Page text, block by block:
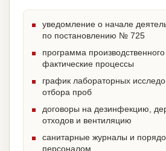
уведомление о начале
по постановлению № 725
программа
фактические процессы
график лабораторных
отбора проб
договоры на дезинфекцию,
отходов и вентиляцию
санитарные журналы и
персоналом